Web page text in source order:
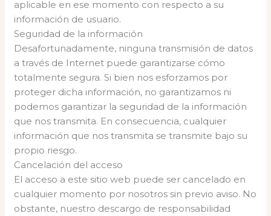
aplicable en ese momento con respecto a su
información de usuario.
Seguridad de la información
Desafortunadamente, ninguna transmisión de datos
a través de Internet puede garantizarse cómo
totalmente segura. Si bien nos esforzamos por
proteger dicha información, no garantizamos ni
podemos garantizar la seguridad de la información
que nos transmita. En consecuencia, cualquier
información que nos transmita se transmite bajo su
propio riesgo.
Cancelación del acceso
El acceso a este sitio web puede ser cancelado en
cualquier momento por nosotros sin previo aviso. No
obstante, nuestro descargo de responsabilidad